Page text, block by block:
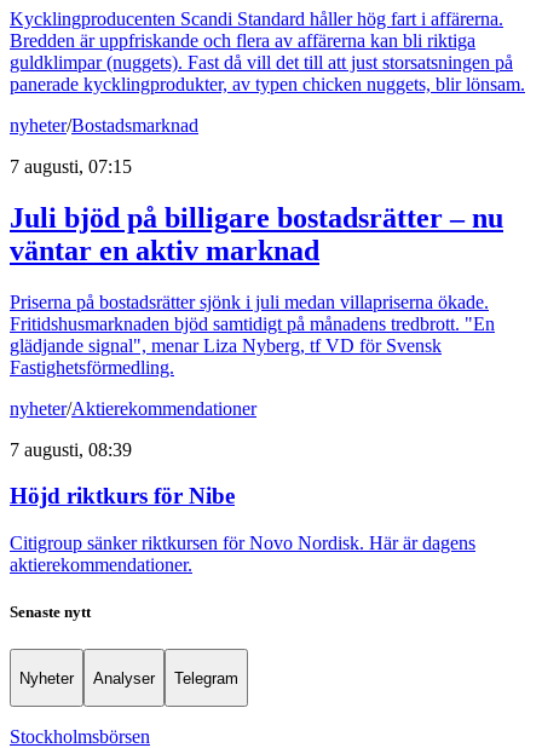
Kycklingproducenten Scandi Standard håller hög fart i affärerna.
Bredden är uppfriskande och flera av affärerna kan bli riktiga
guldklimpar (nuggets). Fast då vill det till att just storsatsningen på
panerade kycklingprodukter, av typen chicken nuggets, blir lönsam.
nyheter/Bostadsmarknad
7 augusti, 07:15
Juli bjöd på billigare bostadsrätter – nu
väntar en aktiv marknad
Priserna på bostadsrätter sjönk i juli medan villapriserna ökade.
Fritidshusmarknaden bjöd samtidigt på månadens tredbrott. "En
glädjande signal", menar Liza Nyberg, tf VD för Svensk
Fastighetsförmedling.
nyheter/Aktierekommendationer
7 augusti, 08:39
Höjd riktkurs för Nibe
Citigroup sänker riktkursen för Novo Nordisk. Här är dagens
aktierekommendationer.
Senaste nytt
Nyheter Analyser Telegram
Stockholmsbörsen